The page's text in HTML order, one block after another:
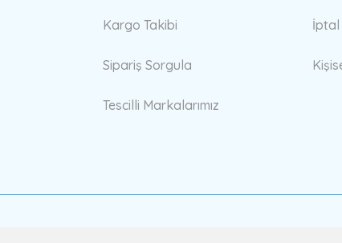
Kargo Takibi
Sipariş Sorgula
Tescilli Markalarımız
İptal